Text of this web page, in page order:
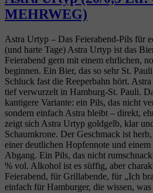
MEHRWEG)
Astra Urtyp – Das Feierabend‑Pils für
(und harte Tage) Astra Urtyp ist das
Feierabend gern mit einem ehrlichen,
beginnen. Ein Bier, das so sehr St.
Schluck fast die Reeperbahn hört.
tief verwurzelt in Hamburg‑St. Pauli.
kantigere Variante: ein Pils, das nicht
sondern einfach Astra bleibt – direkt,
zeigt sich Astra Urtyp goldgelb, klar
Schaumkrone. Der Geschmack ist
einer deutlichen Hopfennote und
Abgang. Ein Pils, das nicht
% vol. Alkohol ist es süffig, aber
Feierabend, für Grillabende, für „Ich
einfach für Hamburger, die wissen,